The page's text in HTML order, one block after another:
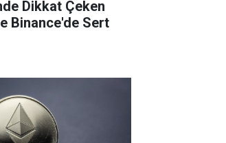
Dikkat Çeken
Binance'de Sert